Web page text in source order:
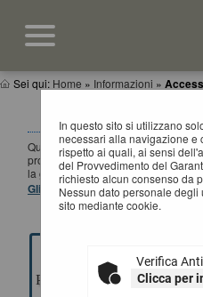
Sei qui: Home » Informazioni »
In questo sito si utilizzano
necessari alla navigazione e
rispetto ai quali, ai sensi
del Provvedimento del
richiesto alcun consenso da
Nessun dato personale
sito mediante cookie.
Verifica
Clicca per
ACCESSO AREA
Questa sezione è dedicata agli
progettazione di un appalto
la gestione della fase a evidenza
Gli applicativi presenti sono ad
PROGETTAZIONE